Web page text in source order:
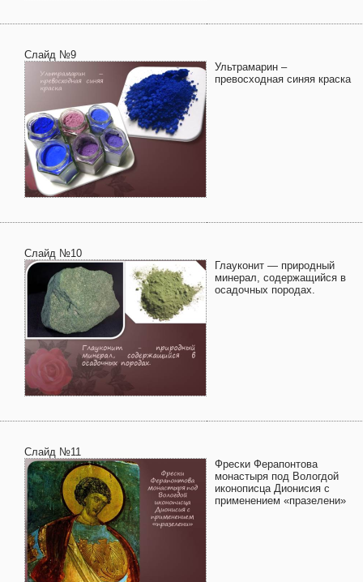
Слайд №9
Ультрамарин –
превосходная синяя краска
Слайд №10
Глауконит — природный
минерал, содержащийся в
осадочных породах.
Слайд №11
Фрески Ферапонтова
монастыря под Вологдой
иконописца Дионисия с
применением «празелени»